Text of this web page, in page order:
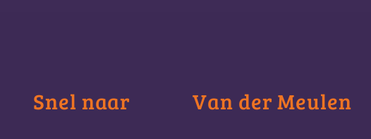
Snel naar Van der Meulen